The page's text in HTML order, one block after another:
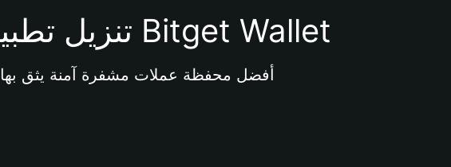
تنزيل تطبيق محفظة Bitget Wallet
أفضل محفظة عملات مشفرة آمنة يثق بها 40 مليون مستخدم